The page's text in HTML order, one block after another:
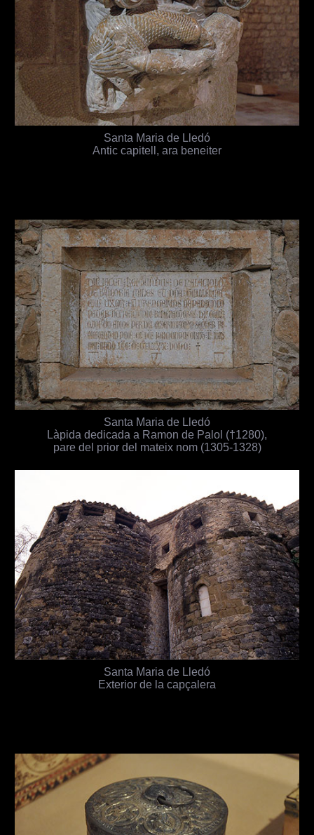
Santa Maria de Lledó
Antic capitell, ara beneiter
Santa Maria de Lledó
Làpida dedicada a Ramon de Palol (†1280),
pare del prior del mateix nom (1305-1328)
Santa Maria de Lledó
Exterior de la capçalera